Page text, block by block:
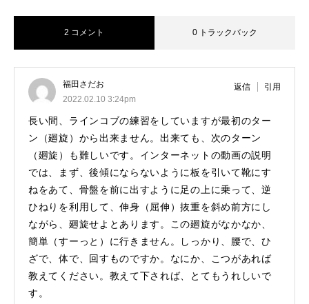
2 コメント 0 トラックバック
福田さだお
2022.02.10 3:24pm
返信 引用
長い間、ラインコブの練習をしていますが最初のター
ン（廻旋）から出来ません。出来ても、次のターン
（廻旋）も難しいです。インターネットの動画の説明
では、まず、後傾にならないように板を引いて靴にす
ねをあて、骨盤を前に出すように足の上に乗って、逆
ひねりを利用して、伸身（屈伸）抜重を斜め前方にし
ながら、廻旋せよとあります。この廻旋がなかなか、
簡単（すーっと）に行きません。しっかり、腰で、ひ
ざで、体で、回すものですか。なにか、こつがあれば
教えてください。教えて下されば、とてもうれしいで
す。